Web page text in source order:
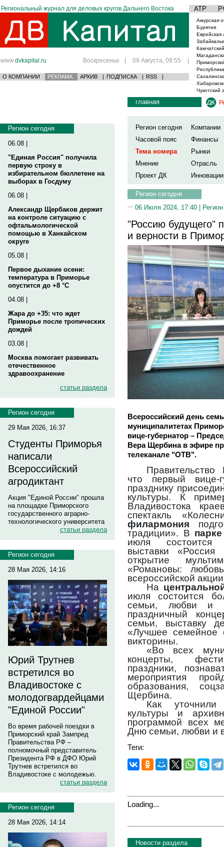
Региональный журнал для деловых кругов Дальнего Востока АТР
www.dvkapital.ru Воскресенье | 09 Августа, 09:55 |
О КОМПАНИИ РЕКЛАМА АРХИВ | ПОДПИСКА | RSS |
Амурская
Бурятия
Еврейская
Чукотский
Регион сегодня
06.08 |
"Единая Россия" получила
первую строку в
избирательном бюллетене на
выборах в Госдуму
06.08 |
Александр Щербаков держит
на контроле ситуацию с
офтальмологической
помощью в Ханкайском
округе
05.08 |
Первое дыхание осени:
температура в Приморье
опустится до +8 °C
04.08 |
Жара до +35: что ждет
Приморье после тропических
дождей
03.08 |
Москва помогает развивать
отечественное
здравоохранение
статьи раздела
Регион сегодня
29 Мая 2026, 16:37
Студенты Приморья
написали
Всероссийский
агродиктант
Акция "Единой России" прошла
на площадке Приморского
государственного аграрно-
технологического университета
статьи раздела
Регион сегодня
28 Мая 2026, 14:16
Юрий Трутнев
встретился во
Владивостоке с
молодогвардейцами
"Единой России"
Во время рабочей поездки в
Приморский край Зампред
Правительства РФ –
полномочный представитель
Президента РФ в ДФО Юрий
Трутнев встретился во
Владивостоке с молодежью.
статьи раздела
Регион сегодня
28 Мая 2026, 14:14
главная
Регион сегодня
Компании
Часовой пояс
Финансы
Тема номера
Рынки
Мнение
Отрасль
Проект ДК
Инновации
Регион сегодня
06 Июля 2024, 17:40 |
"Россию будущего"
и верности в
Всероссийский день
муниципалитетах
вице-губернатор –
Вера Щербина в эфире
телеканале "ОТВ".
что первый вице-
празднику
культуры. К
Владивостока
спектакль
филармония
традиции». В
июля состоится
выставки «Россия
открытие
«Романовы:
всероссийской
На
июля состоится
семьи, любви и
праздничный
семьи, выставку
«Лучшее семейное
викторины.
«Во всех
концерты,
праздники,
мероприятия
образования,
Щербина.
Как
культуры и
программой всех
Дню семьи, любви и
Теги:
Loading...
Новости раздела